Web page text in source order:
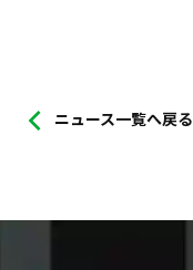
ニュース一覧へ戻る